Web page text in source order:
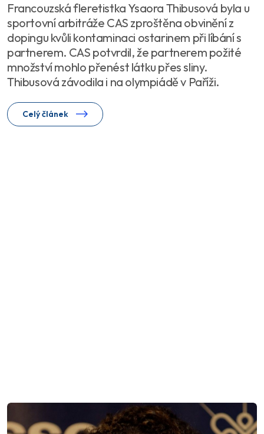
Francouzská fleretistka Ysaora Thibusová byla u
sportovní arbitráže CAS zproštěna obvinění z
dopingu kvůli kontaminaci ostarinem při líbání s
partnerem. CAS potvrdil, že partnerem požité
množství mohlo přenést látku přes sliny.
Thibusová závodila i na olympiádě v Paříži.
Celý článek